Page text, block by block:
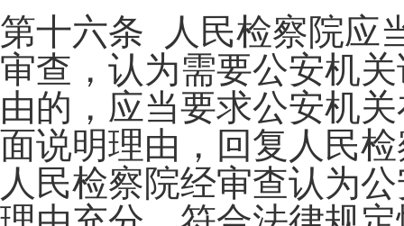
第十六条 人民检察院应
审查，认为需要公安机
由的，应当要求公安机
面说明理由，回复人民
人民检察院经审查认为